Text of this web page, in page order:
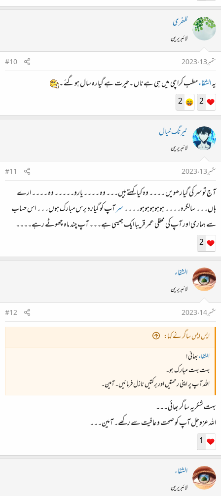
ظفری
لائبریرین
ستمبر 13، 2023
#10
یہالشفاءمطب کراچی میں ہی ہے ناں ۔حیرت ہے گیارہ سال ہوگئے ۔
2
2
نیرنگ خیال
لائبریرین
ستمبر 13، 2023
#11
آج تو سر کی گیارھویں ۔۔۔۔ وہ کیا کہتے ہیں۔۔۔ وہ ۔۔۔۔ یارو۔۔۔۔۔ وہ ۔۔۔۔ ارے
ہاں۔۔۔ سالگرہ۔۔۔۔ ہوہوہوہوہو۔۔۔۔سرآپ کو گیارہ برس مبارک ہوں۔۔۔ اس حساب
سے ہماری اور آپ کی محفلی عمر قریبا ایک جیسی ہے۔۔۔ آپ چند ماہ چھوٹے رہے۔۔۔۔
2
الشفاء
لائبریرین
ستمبر 14، 2023
#12
ایس ایس ساگر نے کہا:
الشفاءبھائی!
بہت بہت مبارک ہو۔
اللہ آپ پر اپنی رحمتیں اور برکتیں نازل فرمائیں۔ آمین۔
بہت شکریہ ساگر بھائی۔۔۔
اللہ عزوجل آپ کو صحت و عافیت سے رکھے۔ آمین۔۔۔
1
الشفاء
لائبریرین